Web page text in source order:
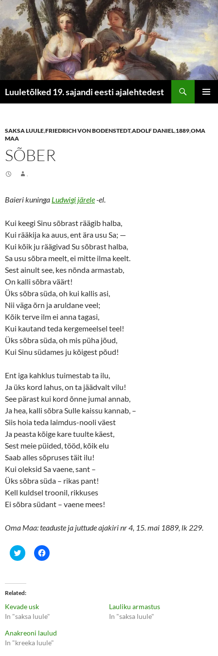
Luuletõlked 19. sajandi eesti ajalehtedest
SAKSA LUULE,FRIEDRICH VON BODENSTEDT,ADOLF DANIEL,1889,OMA
MAA
SÕBER
Baieri kuninga Ludwigi järele-el.
Kui keegi Sinu sõbrast räägib halba,
Kui rääkija ka auus, ent ära usu Sa; —
Kui kõik ju räägivad Su sõbrast halba,
Sa usu sõbra meelt, ei mitte ilma keelt.
Sest ainult see, kes nõnda armastab,
On kalli sõbra väärt!
Üks sõbra süda, oh kui kallis asi,
Nii väga õrn ja aruldane veel;
Kõik terve ilm ei anna tagasi,
Kui kautand teda kergemeelsel teel!
Üks sõbra süda, oh mis püha jõud,
Kui Sinu südames ju kõigest põud!
Ent iga kahklus tuimestab ta ilu,
Ja üks kord lahus, on ta jäädvalt vilu!
See pärast kui kord õnne jumal annab,
Ja hea, kalli sõbra Sulle kaissu kannab, –
Siis hoia teda laimdus-nooli väest
Ja peasta kõige kare tuulte käest,
Sest meie püided, tööd, kõik elu
Saab alles sõpruses täit ilu!
Kui oleksid Sa vaene, sant –
Üks sõbra süda – rikas pant!
Kell kuldsel troonil, rikkuses
Ei sõbra südant – vaene mees!
Oma Maa: teaduste ja juttude ajakiri nr 4, 15. mai 1889, lk 229.
C
l
t
o
s
h
a
r
e
n
T
w
C
l
r
e
n
F
a
Related
Kevade usk
In "saksa luule"
Lauliku armastus
In "saksa luule"
Anakreoni laulud
In "kreeka luule"